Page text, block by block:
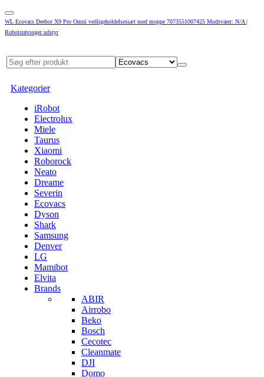
WL Ecovacs Deebot X9 Pro Omni vedligeholdelsessæt med moppe 7073551007425 Modsvarer: N/A |
Robotstøvsuger udstyr
Kategorier
iRobot
Electrolux
Miele
Taurus
Xiaomi
Roborock
Neato
Dreame
Severin
Ecovacs
Dyson
Shark
Samsung
Denver
LG
Mamibot
Elvita
Brands
ABIR
Airrobo
Beko
Bosch
Cecotec
Cleanmate
DJI
Domo